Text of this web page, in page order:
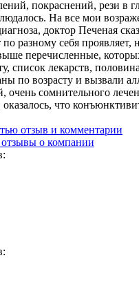
покраснений, рези в
На все мои
доктор Печеная
разному себя проявляет,
перечисленные,
список лекарств,
по возрасту и вызвали
очень сомнительного
оказалось, что
отзыв и комментарии
отзывы о компании